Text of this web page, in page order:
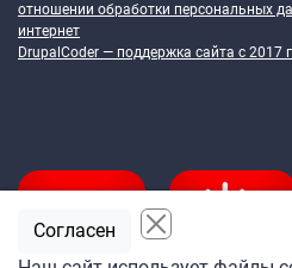
отношении обработки персональных
интернет
DrupalCoder — поддержка сайта c 2017
Согласен